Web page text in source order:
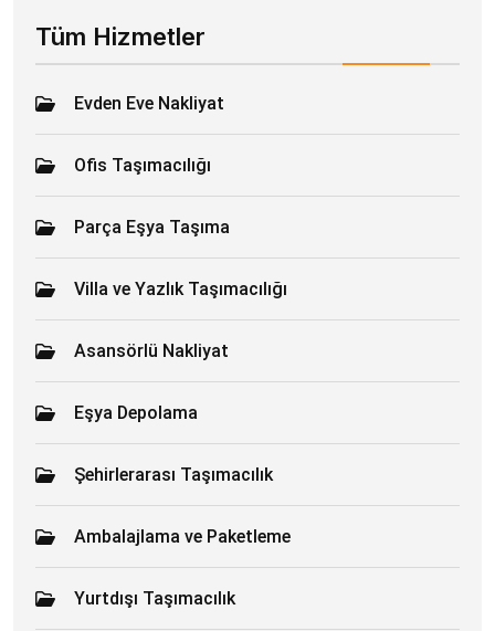
Tüm Hizmetler
Evden Eve Nakliyat
Ofis Taşımacılığı
Parça Eşya Taşıma
Villa ve Yazlık Taşımacılığı
Asansörlü Nakliyat
Eşya Depolama
Şehirlerarası Taşımacılık
Ambalajlama ve Paketleme
Yurtdışı Taşımacılık